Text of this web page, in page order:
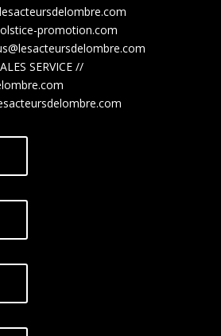
promotion.com
@lesacteursdelombre.com
SERVICE //